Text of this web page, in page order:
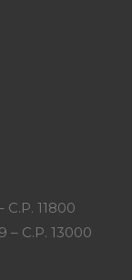
11800
– C.P. 13000